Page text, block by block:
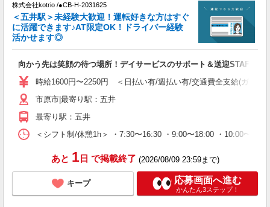
株式会社kotrio /●CB-H-2031625
＜五井駅＞未経験大歓迎！運転好きな方はすぐ
に活躍できます♪AT限定OK！ドライバー経験
活かせます◎
向かう先は笑顔の待つ場所！デイサービスのサポート＆送迎STAFF
時給1600円〜2250円 ＜日払い有/週払い有/交通費全支給(ガソリ
市原市|最寄り駅：五井
最寄り駅：五井
＜シフト制/休憩1h＞ ・7:30〜16:30 ・9:00〜18:00 ・10:00〜
あと 1日 で掲載終了 (2026/08/09 23:59まで)
キープ 応募画面へ進む
かんたん3ステップ！